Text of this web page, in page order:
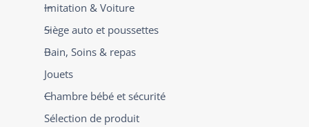
Imitation & Voiture
Siège auto et poussettes
Bain, Soins & repas
Jouets
Chambre bébé et sécurité
Sélection de produit